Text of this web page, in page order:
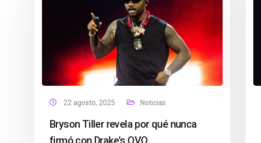
22 agosto, 2025 Noticias
Bryson Tiller revela por qué nunca
firmó con Drake's OVO